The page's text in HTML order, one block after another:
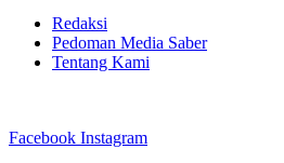
Redaksi
Pedoman Media Saber
Tentang Kami
Facebook Instagram